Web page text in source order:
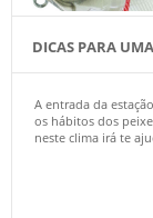
DICAS PARA
A entrada da
os hábitos dos
neste clima irá te